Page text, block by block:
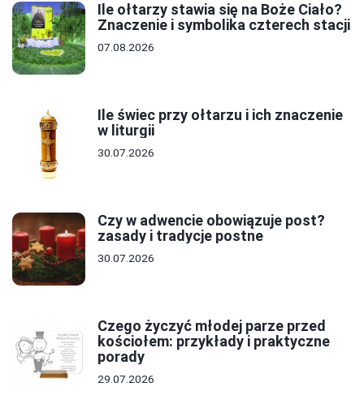
Ile ołtarzy stawia się na Boże Ciało?
Znaczenie i symbolika czterech stacji
07.08.2026
Ile świec przy ołtarzu i ich znaczenie
w liturgii
30.07.2026
Czy w adwencie obowiązuje post?
zasady i tradycje postne
30.07.2026
Czego życzyć młodej parze przed
kościołem: przykłady i praktyczne
porady
29.07.2026